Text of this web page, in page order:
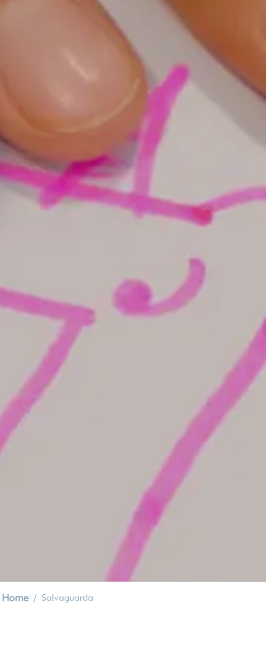
Home Salvaguarda